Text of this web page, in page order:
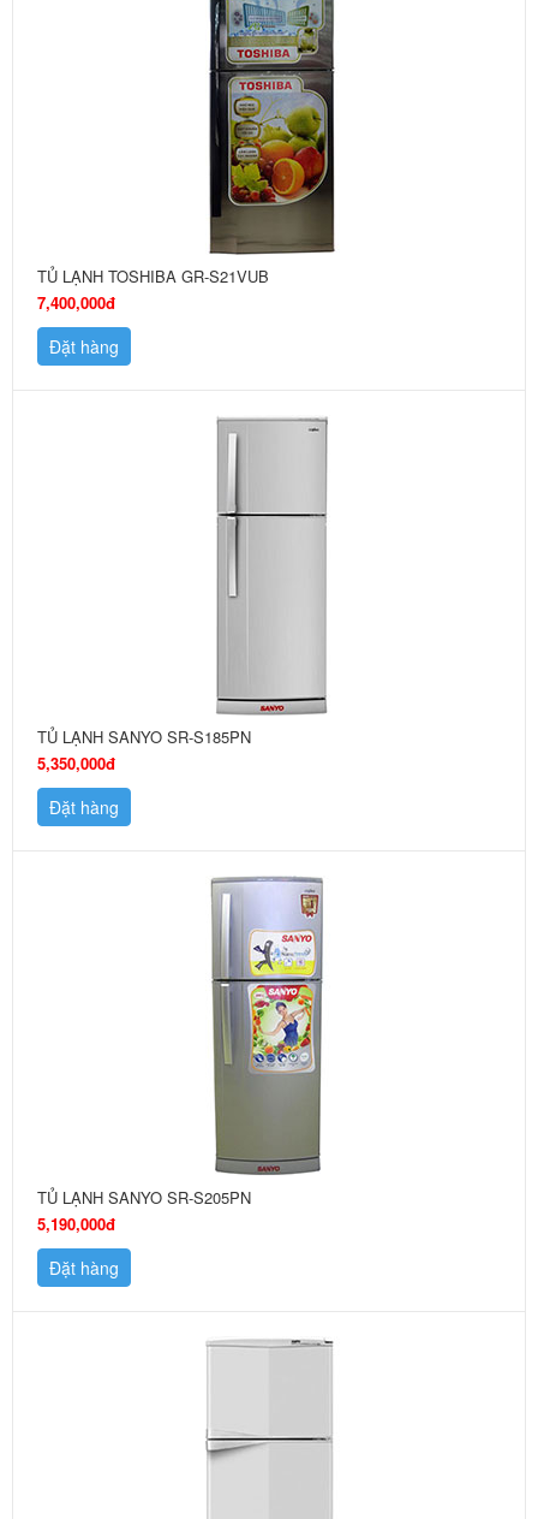
TỦ LẠNH TOSHIBA GR-S21VUB
7,400,000đ
Đặt hàng
TỦ LẠNH SANYO SR-S185PN
5,350,000đ
Đặt hàng
TỦ LẠNH SANYO SR-S205PN
5,190,000đ
Đặt hàng